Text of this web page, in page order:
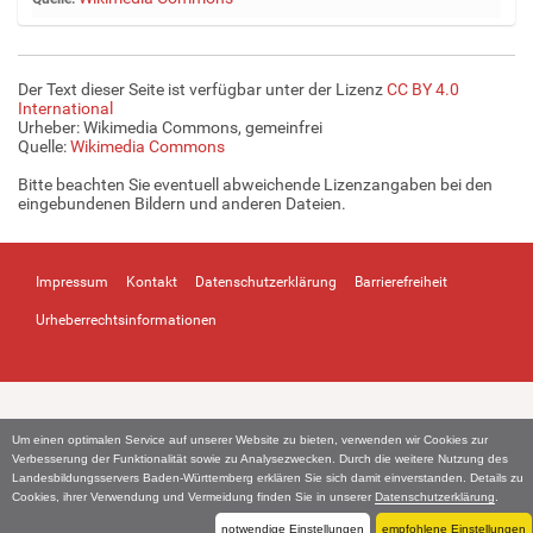
Um einen optimalen Service auf unserer Website zu bieten, verwenden wir Cookies zur
Verbesserung der Funktionalität sowie zu Analysezwecken. Durch die weitere Nutzung des
Landesbildungsservers Baden-Württemberg erklären Sie sich damit einverstanden. Details zu
Cookies, ihrer Verwendung und Vermeidung finden Sie in unserer Datenschutzerklärung
notwendige Einstellungen empfohlene Einstellungen
g
e
B
l
d
i
v
l
e
ö
…
Der Text dieser Seite ist verfügbar unter der LizenzCC BY 4.0
International
Urheber: Wikimedia Commons, gemeinfrei
Quelle:Wikimedia Commons
Bitte beachten Sie eventuell abweichende Lizenzangaben bei den
eingebundenen Bildern und anderen Dateien.
Impressum Kontakt Datenschutzerklärung Barrierefreiheit
Urheberrechtsinformationen